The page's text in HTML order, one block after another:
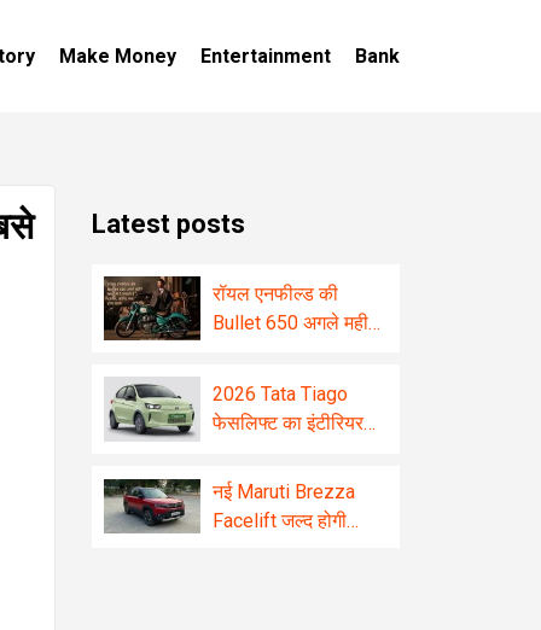
Make Money Entertainment Bank
Latest posts
रॉयल एनफील्ड की
Bullet 650 अगले महीने
खास
2026 Tata Tiago
फेसलिफ्ट का इंटीरियर
और कई नए फीचर्स से
होगी लैस
नई Maruti Brezza
Facelift जल्द होगी